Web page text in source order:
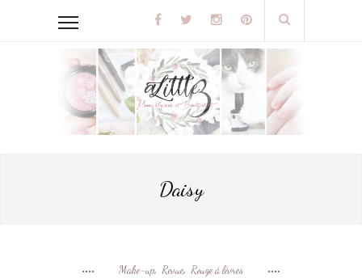
Daisy
Make-up, Revue, Rouge à lèvres